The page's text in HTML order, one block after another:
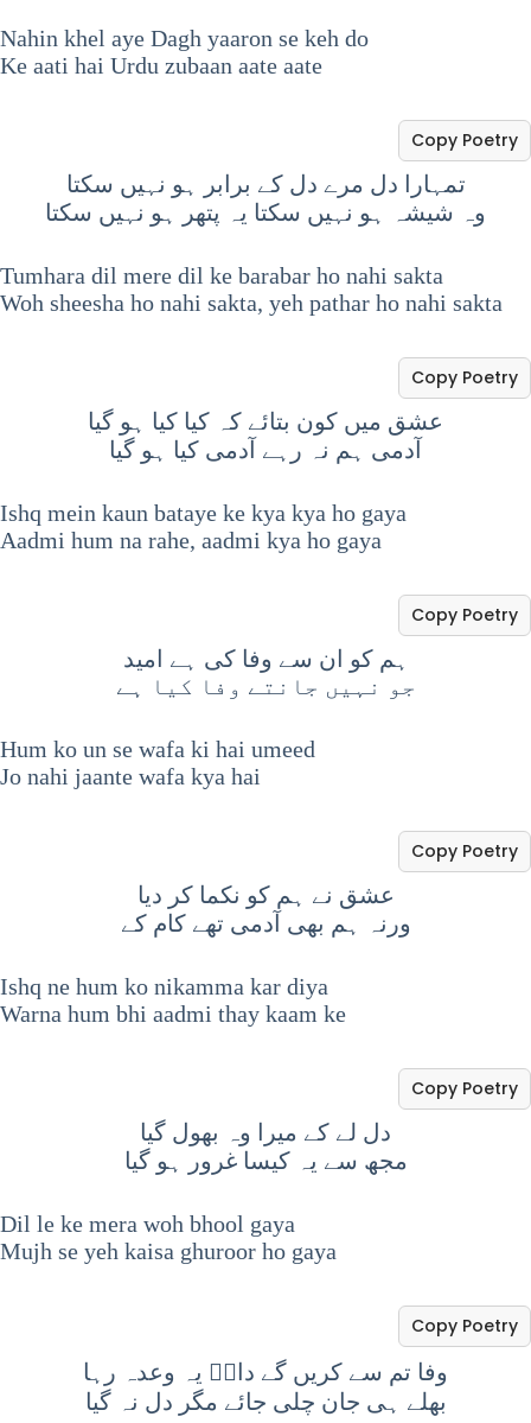
Nahin khel aye Dagh yaaron se keh do
Ke aati hai Urdu zubaan aate aate
تمہارا دل مرے دل کے برابر ہو نہیں سکتا
وہ شیشہ ہو نہیں سکتا یہ پتھر ہو نہیں سکتا
Copy Poetry
Tumhara dil mere dil ke barabar ho nahi sakta
Woh sheesha ho nahi sakta, yeh pathar ho nahi sakta
عشق میں کون بتائے کہ کیا کیا ہو گیا
آدمی ہم نہ رہے آدمی کیا ہو گیا
Copy Poetry
Ishq mein kaun bataye ke kya kya ho gaya
Aadmi hum na rahe, aadmi kya ho gaya
ہم کو ان سے وفا کی ہے امید
جو نہیں جانتے وفا کیا ہے
Copy Poetry
Hum ko un se wafa ki hai umeed
Jo nahi jaante wafa kya hai
عشق نے ہم کو نکما کر دیا
ورنہ ہم بھی آدمی تھے کام کے
Copy Poetry
Ishq ne hum ko nikamma kar diya
Warna hum bhi aadmi thay kaam ke
دل لے کے میرا وہ بھول گیا
مجھ سے یہ کیسا غرور ہو گیا
Copy Poetry
Dil le ke mera woh bhool gaya
Mujh se yeh kaisa ghuroor ho gaya
وفا تم سے کریں گے داغؔ یہ وعدہ رہا
بھلے ہی جان چلی جائے مگر دل نہ گیا
Copy Poetry